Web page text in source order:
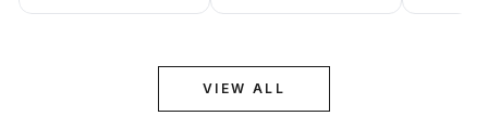
VIEW ALL